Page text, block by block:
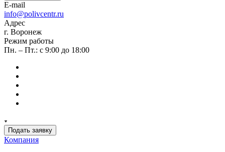
E-mail
info@polivcentr.ru
Адрес
г. Воронеж
Режим работы
Пн. – Пт.: с 9:00 до 18:00
Подать заявку
Компания